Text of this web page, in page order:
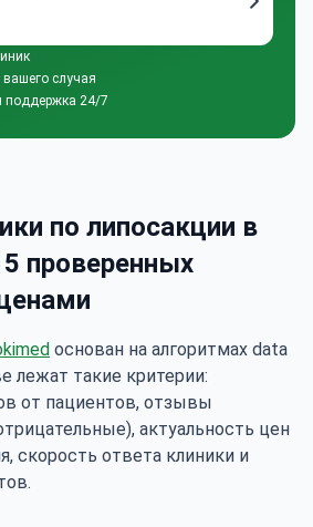
вашего случая
поддержка 24/7
по липосакции в
проверенных
основан на алгоритмах data
лежат такие критерии:
от пациентов, отзывы
актуальность цен
скорость ответа клиники и